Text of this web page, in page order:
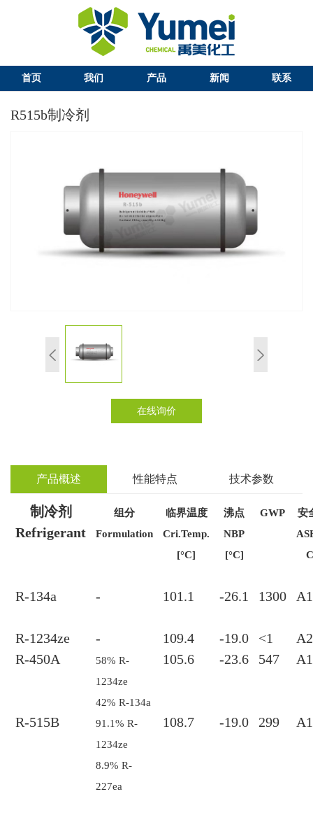
首页 我们 产品 新闻 联系
R515b制冷剂
在线询价
产品概述 性能特点 技术参数
制冷剂
Refrigerant
组分
Formulation
临界温度
Cri.Temp.
[°C]
沸点
NBP
[°C]
GWP
安
R-134a - 101.1 -26.1 1300 A1
R-1234ze - 109.4 -19.0 <1
R-450A
58% R-
1234ze
42% R-134a
105.6 -23.6 547 A1
R-515B
91.1% R-
1234ze
8.9% R-
227ea
108.7 -19.0 299 A1